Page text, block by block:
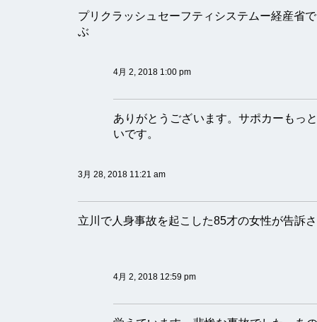
プリクラッシュセーフティシステムー経産省
ぶ
4月 2, 2018 1:00 pm
ありがとうございます。サポカーもっ
いです。
3月 28, 2018 11:21 am
立川で人身事故を起こした85才の女性が告訴
4月 2, 2018 12:59 pm